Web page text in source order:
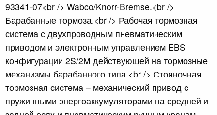
93341-07<br /> Wabco/Knorr-Bremse.<br />
Барабанные тормоза.<br /> Рабочая тормозная
система с двухпроводным пневматическим
приводом и электронным управлением EBS
конфигурации 2S/2M действующей на тормозные
механизмы барабанного типа.<br /> Стояночная
тормозная система – механический привод с
пружинными энергоаккумуляторами на средней и